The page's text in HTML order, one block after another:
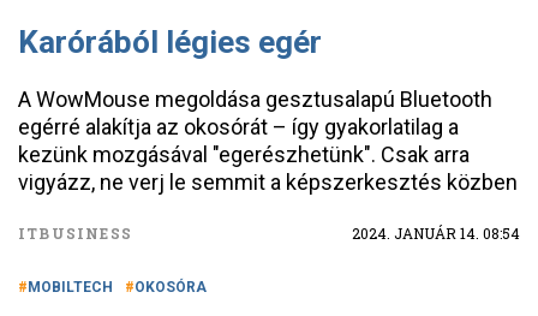
Karórából légies egér
A WowMouse megoldása gesztusalapú Bluetooth
egérré alakítja az okosórát – így gyakorlatilag a
kezünk mozgásával "egerészhetünk". Csak arra
vigyázz, ne verj le semmit a képszerkesztés közben
ITBUSINESS 2024. JANUÁR 14. 08:54
MOBILTECH OKOSÓRA